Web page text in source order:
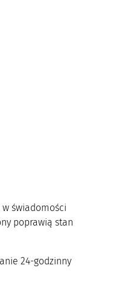
świadomości
poprawią stan
24-godzinny